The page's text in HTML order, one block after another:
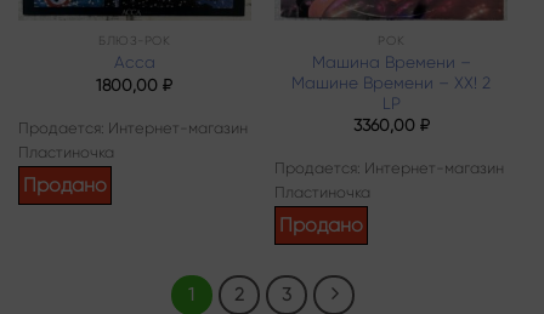
БЛЮЗ-РОК
Асса
1800,00₽
Продается: Интернет-магазин
Пластиночка
Продано
РОК
Машина Времени –
Машине Времени – XX! 2
LP
3360,00 ₽
Продается: Интернет-магазин
Пластиночка
Продано
1 2 3